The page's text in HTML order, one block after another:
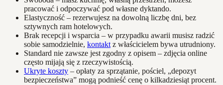
pracować i odpoczywać pod własne dyktando.
Elastyczność – rezerwujesz na dowolną liczbę dni, bez
sztywnych ram hotelowych.
Brak recepcji i wsparcia – w przypadku awarii musisz radzić
sobie samodzielnie, kontaktz właścicielem bywa utrudniony.
Standard nie zawsze jest zgodny z opisem – zdjęcia online
często mijają się z rzeczywistością.
Ukryte koszty – opłaty za sprzątanie, pościel, „depozyt
bezpieczeństwa” mogą podnieść cenę o kilkadziesiąt procent.